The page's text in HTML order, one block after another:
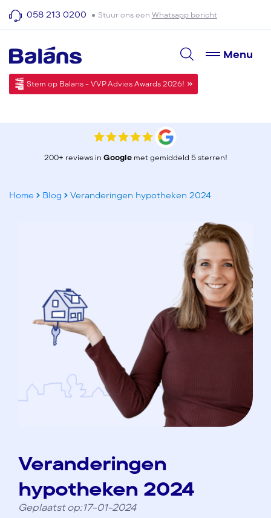
058 213 0200 Stuur ons een Whatsapp bericht
Menu
Stem op Balans - VVP Advies Awards 2026!
200+ reviews in Googlemet gemiddeld 5 sterren!
Home Blog Veranderingen hypotheken 2024
Veranderingen
hypotheken 2024
Geplaatst op:17-01-2024